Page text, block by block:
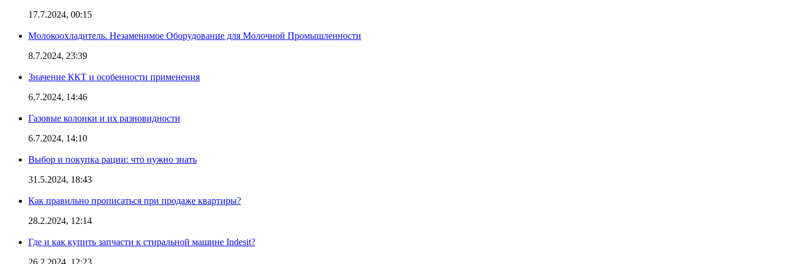
17.7.2024, 00:15
Молокоохладитель. Незаменимое Оборудование для Молочной Промышленности
8.7.2024, 23:39
Значение ККТ и особенности применения
6.7.2024, 14:46
Газовые колонки и их разновидности
6.7.2024, 14:10
Выбор и покупка рации: что нужно знать
31.5.2024, 18:43
Как правильно прописаться при продаже квартиры?
28.2.2024, 12:14
Где и как купить запчасти к стиральной машине Indesit?
26.2.2024, 12:23